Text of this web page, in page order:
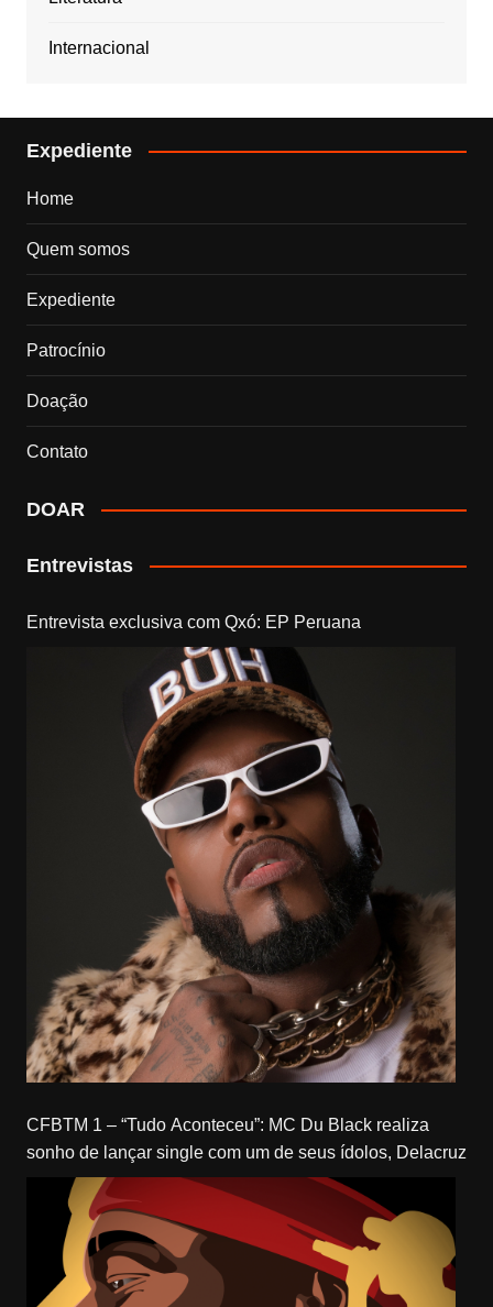
Internacional
Expediente
Home
Quem somos
Expediente
Patrocínio
Doação
Contato
DOAR
Entrevistas
Entrevista exclusiva com Qxó: EP Peruana
CFBTM 1 – “Tudo Aconteceu”: MC Du Black realiza
sonho de lançar single com um de seus ídolos, Delacruz